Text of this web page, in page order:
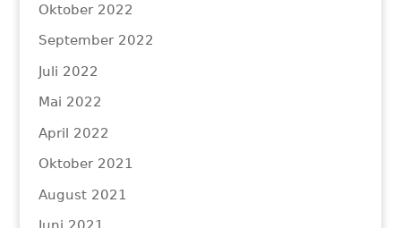
Oktober 2022
September 2022
Juli 2022
Mai 2022
April 2022
Oktober 2021
August 2021